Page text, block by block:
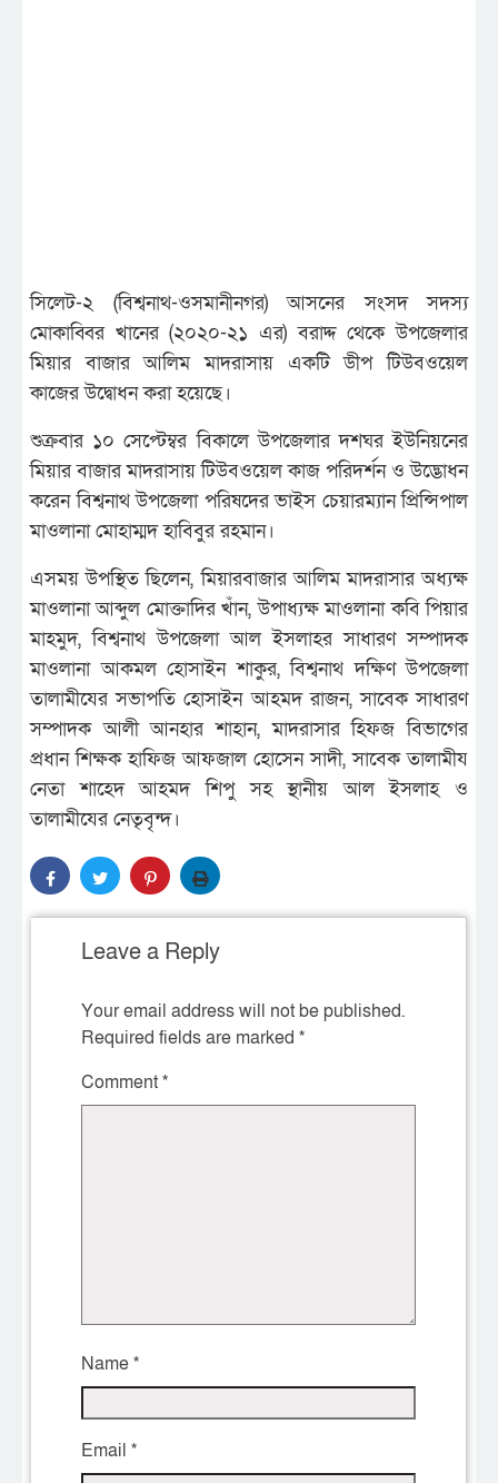
সিলেট-২ (বিশ্বনাথ-ওসমানীনগর) আসনের সংসদ সদস্য
মোকাব্বির খানের (২০২০-২১ এর) বরাদ্দ থেকে উপজেলার
মিয়ার বাজার আলিম মাদরাসায় একটি ডীপ টিউবওয়েল
কাজের উদ্বোধন করা হয়েছে।
শুক্রবার ১০ সেপ্টেম্বর বিকালে উপজেলার দশঘর ইউনিয়নের
মিয়ার বাজার মাদরাসায় টিউবওয়েল কাজ পরিদর্শন ও উদ্ভোধন
করেন বিশ্বনাথ উপজেলা পরিষদের ভাইস চেয়ারম্যান প্রিন্সিপাল
মাওলানা মোহাম্মদ হাবিবুর রহমান।
এসময় উপস্থিত ছিলেন, মিয়ারবাজার আলিম মাদরাসার অধ্যক্ষ
মাওলানা আব্দুল মোক্তাদির খাঁন, উপাধ্যক্ষ মাওলানা কবি পিয়ার
মাহমুদ, বিশ্বনাথ উপজেলা আল ইসলাহর সাধারণ সম্পাদক
মাওলানা আকমল হোসাইন শাকুর, বিশ্বনাথ দক্ষিণ উপজেলা
তালামীযের সভাপতি হোসাইন আহমদ রাজন, সাবেক সাধারণ
সম্পাদক আলী আনহার শাহান, মাদরাসার হিফজ বিভাগের
প্রধান শিক্ষক হাফিজ আফজাল হোসেন সাদী, সাবেক তালামীয
নেতা শাহেদ আহমদ শিপু সহ স্থানীয় আল ইসলাহ ও
তালামীযের নেতৃবৃন্দ।
Leave a Reply
Your email address will not be published.
Required fields are marked *
Comment*
Name*
Email *